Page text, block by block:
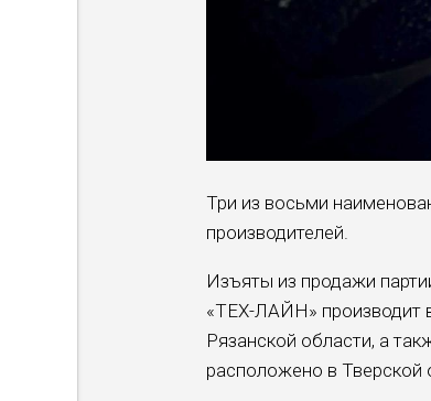
Три из восьми
производителей.
Изъяты из продажи
«ТЕХ-ЛАЙН» производит
Рязанской области, а
расположено в Тверской